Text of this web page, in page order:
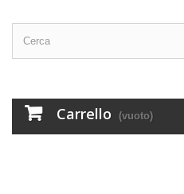
Carrello (vuoto)